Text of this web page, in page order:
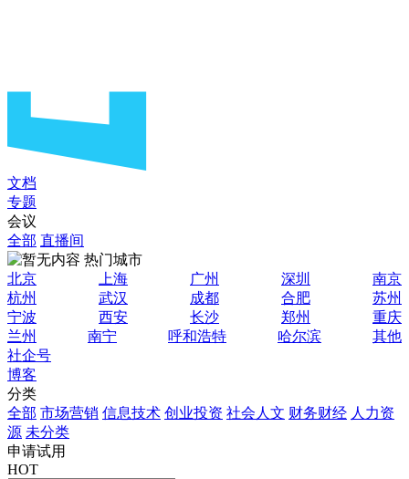
文档
专题
会议
全部 直播间
热门城市
北京
上海 广州 深圳
南京
杭州
武汉 成都 合肥
苏州
宁波
西安 长沙 郑州
重庆
兰州
南宁 呼和浩特 哈尔滨
其他
社企号
博客
分类
全部 市场营销 信息技术 创业投资 社会人文 财务财经 人力资
源 未分类
申请试用
HOT